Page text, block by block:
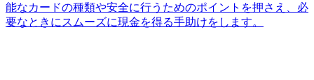
能なカードの種類や安全に行うためのポイントを押さえ、必
要なときにスムーズに現金を得る手助けをします。